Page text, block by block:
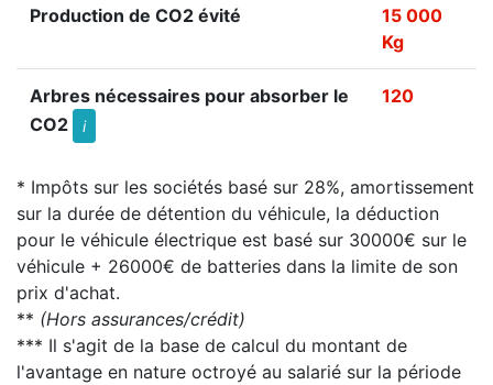
Production de CO2 évité
15 000
Kg
Arbres nécessaires pour absorber le
CO2
i
120
* Impôts sur les sociétés basé sur 28%, amortissement
sur la durée de détention du véhicule, la déduction
pour le véhicule électrique est basé sur 30000€ sur le
véhicule + 26000€ de batteries dans la limite de son
prix d'achat.
** (Hors assurances/crédit)
*** Il s'agit de la base de calcul du montant de
l'avantage en nature octroyé au salarié sur la période